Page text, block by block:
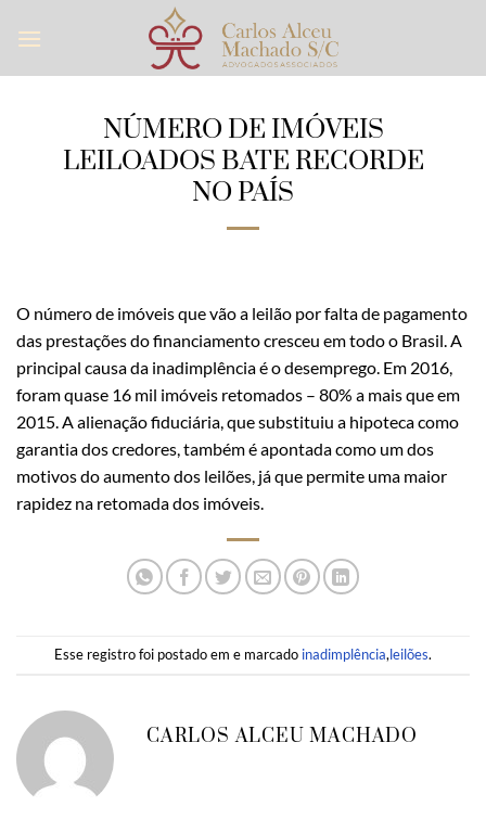
NÚMERO DE IMÓVEIS
LEILOADOS BATE RECORDE
NO PAÍS
O número de imóveis que vão a leilão por falta de pagamento
das prestações do financiamento cresceu em todo o Brasil. A
principal causa da inadimplência é o desemprego. Em 2016,
foram quase 16 mil imóveis retomados – 80% a mais que em
2015. A alienação fiduciária, que substituiu a hipoteca como
garantia dos credores, também é apontada como um dos
motivos do aumento dos leilões, já que permite uma maior
rapidez na retomada dos imóveis.
Esse registro foi postado em e marcado inadimplência,leilões.
CARLOS ALCEU MACHADO